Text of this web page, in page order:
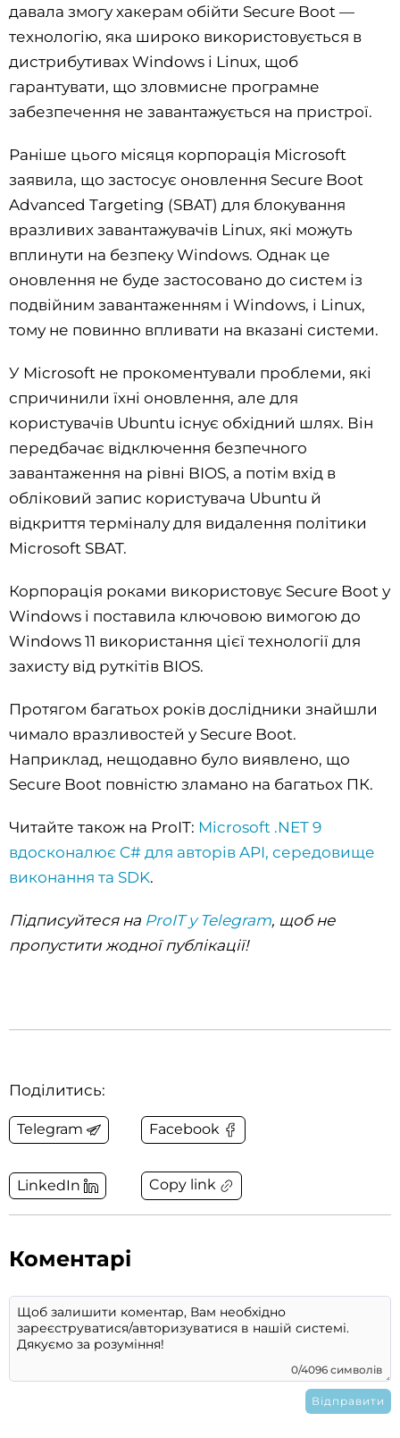
давала змогу хакерам обійти Secure Boot —
технологію, яка широко використовується в
дистрибутивах Windows і Linux, щоб
гарантувати, що зловмисне програмне
забезпечення не завантажується на пристрої.
Раніше цього місяця корпорація Microsoft
заявила, що застосує оновлення Secure Boot
Advanced Targeting (SBAT) для блокування
вразливих завантажувачів Linux, які можуть
вплинути на безпеку Windows. Однак це
оновлення не буде застосовано до систем із
подвійним завантаженням і Windows, і Linux,
тому не повинно впливати на вказані системи.
У Microsoft не прокоментували проблеми, які
спричинили їхні оновлення, але для
користувачів Ubuntu існує обхідний шлях. Він
передбачає відключення безпечного
завантаження на рівні BIOS, а потім вхід в
обліковий запис користувача Ubuntu й
відкриття терміналу для видалення політики
Microsoft SBAT.
Корпорація роками використовує Secure Boot у
Windows і поставила ключовою вимогою до
Windows 11 використання цієї технології для
захисту від руткітів BIOS.
Протягом багатьох років дослідники знайшли
чимало вразливостей у Secure Boot.
Наприклад, нещодавно було виявлено, що
Secure Boot повністю зламано на багатьох ПК.
Читайте також на ProIT: Microsoft .NET 9
вдосконалює C# для авторів API, середовище
виконання та SDK.
Підписуйтеся на ProIT у Telegram, щоб не
пропустити жодної публікації!‌‌
Поділитись:
Telegram Facebook
LinkedIn Copy link
Коментарі
0/4096 символів